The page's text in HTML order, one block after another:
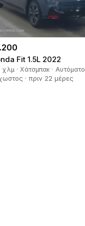
Fit 1.5L 2022
χλμ · Χάτσμπακ · Αυτόματο
· πριν 22 μέρες